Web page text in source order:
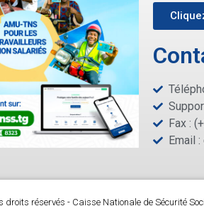
Fax :
Email :
droits réservés - Caisse Nationale de Sécurité